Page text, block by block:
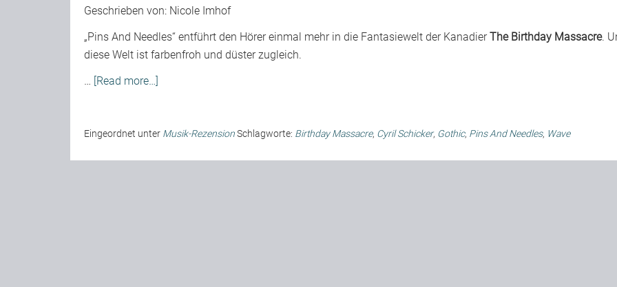
Geschrieben von: Nicole Imhof
„Pins And Needles“ entführt den Hörer einmal mehr in die Fantasiewelt der KanadierThe Birthday Massacre.
diese Welt ist farbenfroh und düster zugleich.
… [Read more…]
Eingeordnet unter Musik-RezensionSchlagworte: Birthday Massacre, Cyril Schicker, Gothic, Pins And Needles, Wave